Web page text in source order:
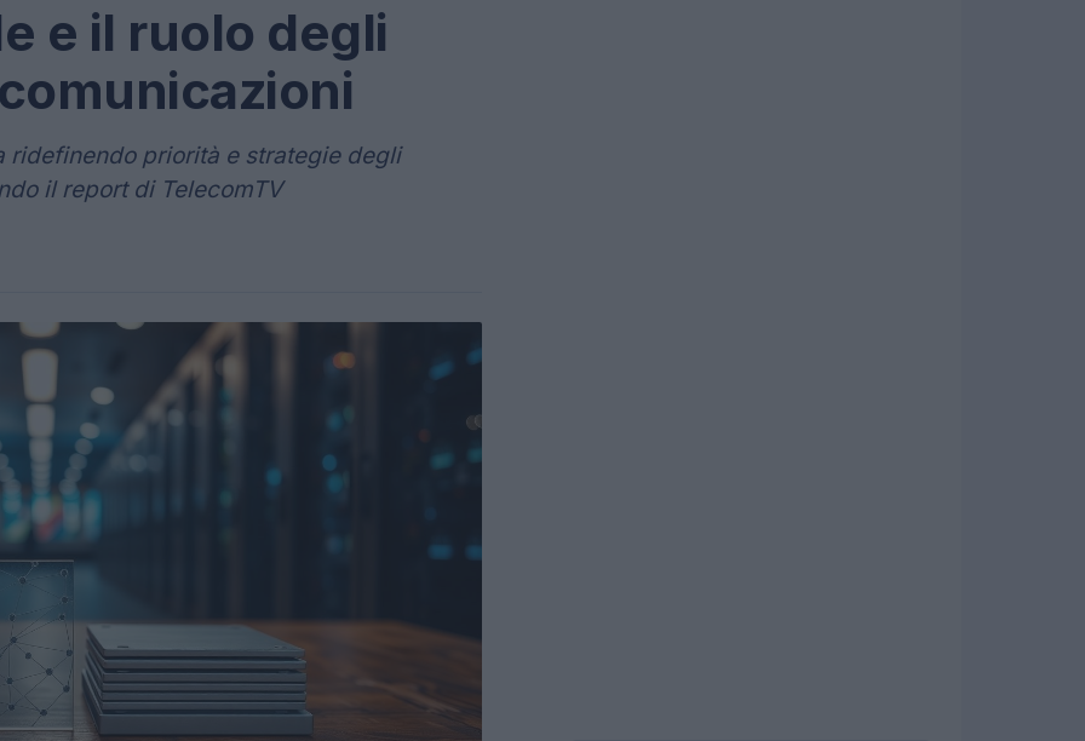
e il ruolo degli
ridefinendo priorità e strategie degli
il report di TelecomTV